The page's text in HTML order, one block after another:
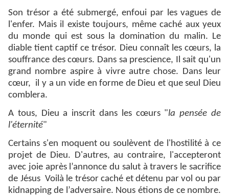
Son trésor a été submergé, enfoui par les vagues de
l'enfer. Mais il existe toujours, même caché aux yeux
du monde qui est sous la domination du malin. Le
diable tient captif ce trésor. Dieu connaît les cœurs, la
souffrance des cœurs. Dans sa prescience, Il sait qu'un
grand nombre aspire à vivre autre chose. Dans leur
cœur, il y a un vide en forme de Dieu et que seul Dieu
comblera.
A tous, Dieu a inscrit dans les cœurs "la pensée de
l'éternité"
Certains s'en moquent ou soulèvent de l'hostilité à ce
projet de Dieu. D'autres, au contraire, l'accepteront
avec joie après l’annonce du salut à travers le sacrifice
de Jésus Voilà le trésor caché et détenu par vol ou par
kidnapping de l’adversaire. Nous étions de ce nombre.